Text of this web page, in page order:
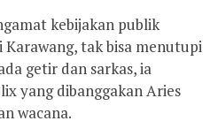
kebijakan publik
Karawang, tak bisa menutupi
getir dan sarkas, ia
yang dibanggakan Aries
wacana.